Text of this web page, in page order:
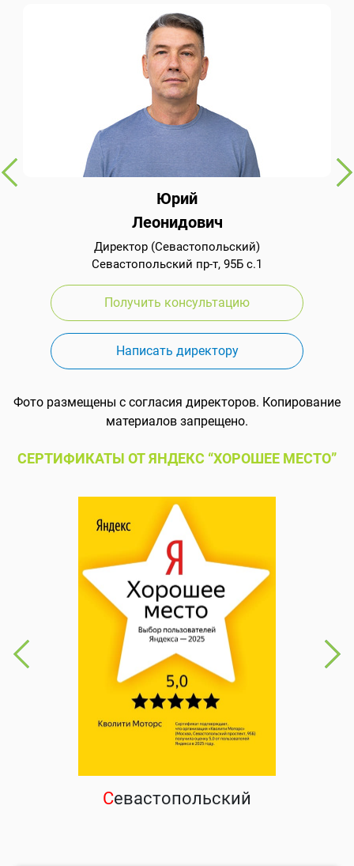
Юрий
Леонидович
Директор (Севастопольский)
Севастопольский пр-т, 95Б с.1
Получить консультацию
Написать директору
Фото размещены с согласия директоров. Копирование
материалов запрещено.
СЕРТИФИКАТЫ ОТ ЯНДЕКС “ХОРОШЕЕ МЕСТО”
Севастопольский